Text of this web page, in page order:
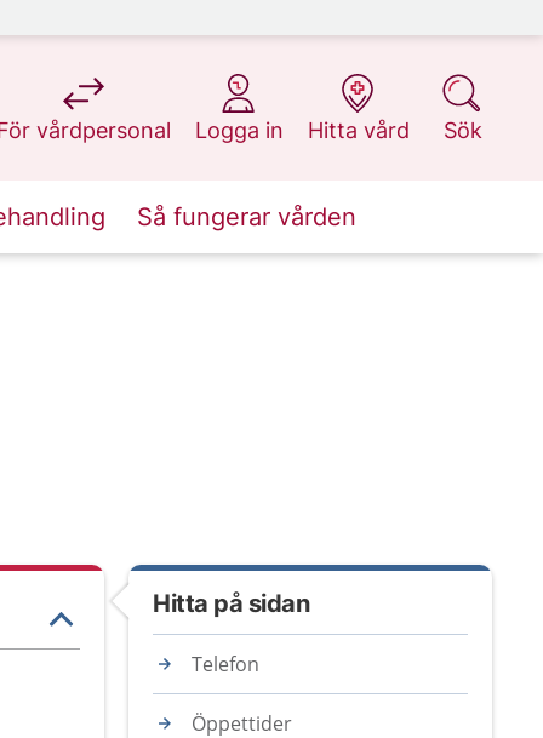
vårdpersonal
på 1177.se
Logga in
på 1177.se
Hitta vård
på 1177.se
Sök
på 1177.se
Så fungerar vården
Hitta på sidan
Telefon
Öppettider